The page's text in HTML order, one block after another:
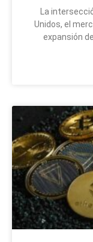
La
Unidos, el
expansión